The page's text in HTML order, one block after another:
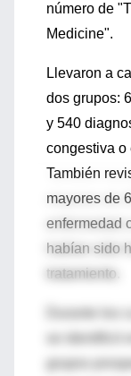
número de
Medicine".
Llevaron a
dos grupos:
y 540
congestiva o
También
mayores de
enfermedad
habían sido
tratamiento.
Durante los
grupos